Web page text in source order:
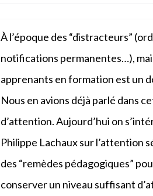
À l’époque des “distracteurs”
notifications permanentes…),
apprenants en formation est un
Nous en avions déjà parlé dans
d’attention. Aujourd’hui on
Philippe Lachaux sur l’attention
des “remèdes pédagogiques”
conserver un niveau suffisant